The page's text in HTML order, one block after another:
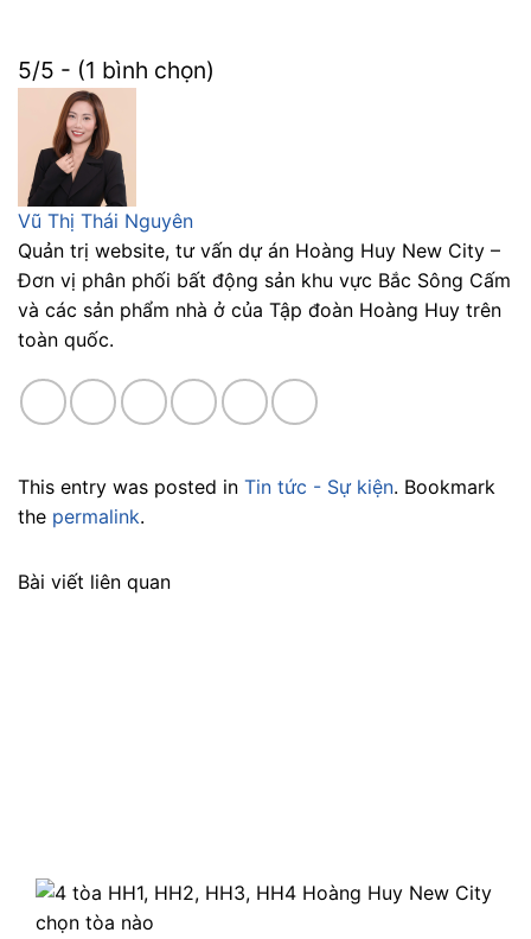
5/5 - (1 bình chọn)
Vũ Thị Thái Nguyên
Quản trị website, tư vấn dự án Hoàng Huy New City –
Đơn vị phân phối bất động sản khu vực Bắc Sông Cấm
và các sản phẩm nhà ở của Tập đoàn Hoàng Huy trên
toàn quốc.
This entry was posted in Tin tức - Sự kiện. Bookmark
the permalink.
Bài viết liên quan